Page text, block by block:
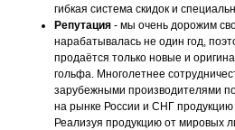
гибкая система скидок и
Репутация - мы очень дорожим
нарабатывалась не один год,
продаётся только новые и
гольфа. Многолетнее
зарубежными производителями
на рынке России и СНГ продукцию
Реализуя продукцию от мировых